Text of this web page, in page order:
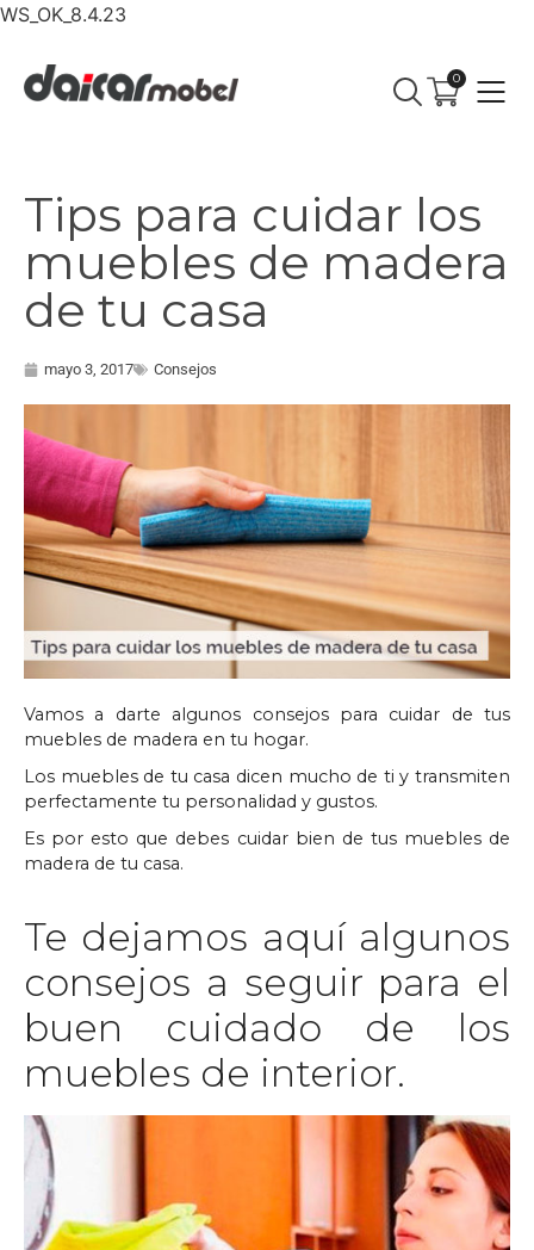
WS_OK_8.4.23
0
Tips para cuidar los
muebles de madera
de tu casa
mayo 3, 2017 Consejos
Vamos a darte algunos consejos para cuidar de tus
muebles de madera en tu hogar.
Los muebles de tu casa dicen mucho de ti y transmiten
perfectamente tu personalidad y gustos.
Es por esto que debes cuidar bien de tus muebles de
madera de tu casa.
Te dejamos aquí algunos
consejos a seguir para el
buen cuidado de los
muebles de interior.